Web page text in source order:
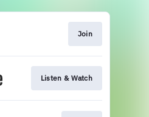
Join
Listen & Watch